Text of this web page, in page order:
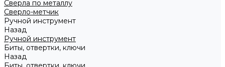
Сверла по металлу
Сверло-метчик
Ручной инструмент
Назад
Ручной инструмент
Биты, отвертки, ключи
Назад